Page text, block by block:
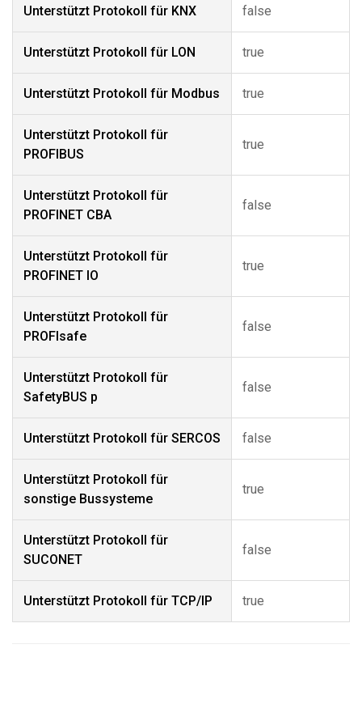
Unterstützt Protokoll für KNX false
Unterstützt Protokoll für LON true
Unterstützt Protokoll für Modbus true
Unterstützt Protokoll für
PROFIBUS
true
Unterstützt Protokoll für
PROFINET CBA
false
Unterstützt Protokoll für
PROFINET IO
true
Unterstützt Protokoll für
PROFIsafe
false
Unterstützt Protokoll für
SafetyBUS p
false
Unterstützt Protokoll für SERCOS false
Unterstützt Protokoll für
sonstige Bussysteme
true
Unterstützt Protokoll für
SUCONET
false
Unterstützt Protokoll für TCP/IP true